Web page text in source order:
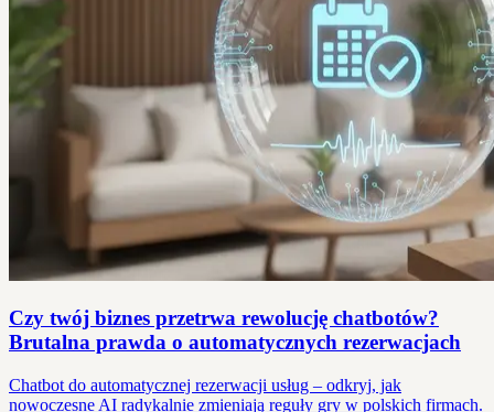
Czy twój biznes przetrwa rewolucję chatbotów?
Brutalna prawda o automatycznych rezerwacjach
Chatbot do automatycznej rezerwacji usług – odkryj, jak
nowoczesne AI radykalnie zmieniają reguły gry w polskich firmach.